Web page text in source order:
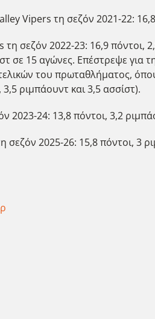
Vipers τη σεζόν 2021-22:
τη σεζόν 2022-23: 16,9 πόντοι,
σε 15 αγώνες. Επέστρεψε για
του πρωταθλήματος,
ριμπάουντ και 3,5 ασσίστ).
2023-24: 13,8 πόντοι, 3,2
σεζόν 2025-26: 15,8 πόντοι, 3